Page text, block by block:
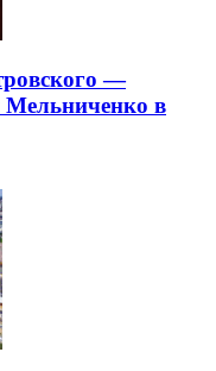
—
Мельниченко в